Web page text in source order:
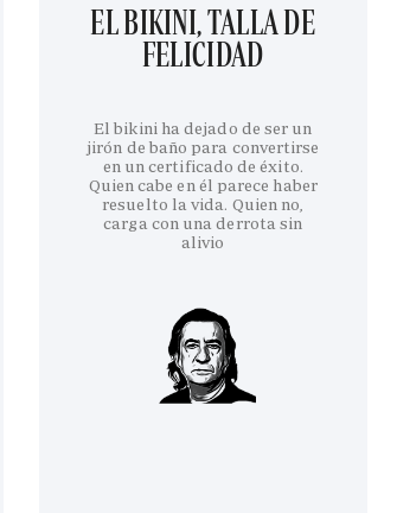
EL BIKINI, TALLA DE
FELICIDAD
El bikini ha dejado de ser un
jirón de baño para convertirse
en un certificado de éxito.
Quien cabe en él parece haber
resuelto la vida. Quien no,
carga con una derrota sin
alivio